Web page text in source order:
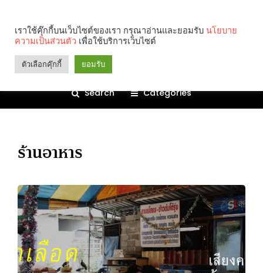
Search Categories
ร้านอาหาร
เราใช้คุ๊กกี้บนเว็บไซต์ของเรา กรุณาอ่านและยอมรับ นโยบาย
ความเป็นส่วนตัว เพื่อใช้บริการเว็บไซต์
ตัวเลือกคุ๊กกี้ ยอมรับ